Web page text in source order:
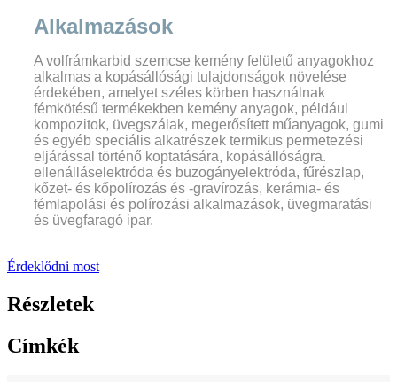
Alkalmazások
A volfrámkarbid szemcse kemény felületű anyagokhoz
alkalmas a kopásállósági tulajdonságok növelése
érdekében, amelyet széles körben használnak
fémkötésű termékekben kemény anyagok, például
kompozitok, üvegszálak, megerősített műanyagok, gumi
és egyéb speciális alkatrészek termikus permetezési
eljárással történő koptatására, kopásállóságra.
ellenálláselektróda és buzogányelektróda, fűrészlap,
kőzet- és kőpolírozás és -gravírozás, kerámia- és
fémlapolási és polírozási alkalmazások, üvegmaratási
és üvegfaragó ipar.
Érdeklődni most
Részletek
Címkék